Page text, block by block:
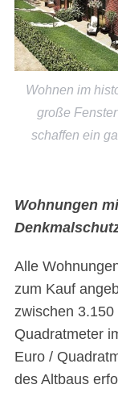
Wohnen im
große
schaffen ein
Wohnungen
Alle
zum Kauf
zwischen
Quadratmeter
Euro /
des Altbaus